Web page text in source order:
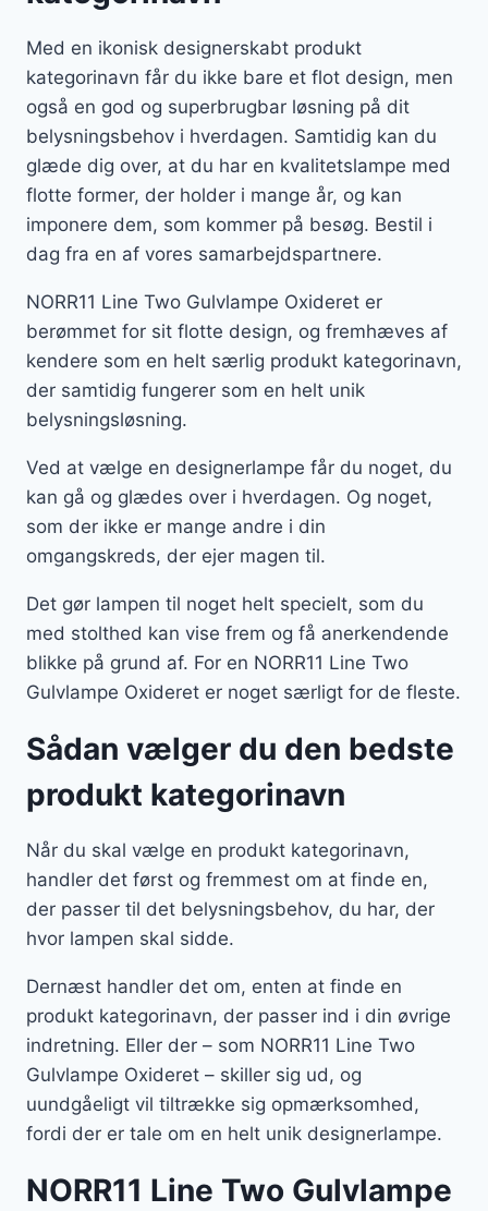
Med en ikonisk designerskabt produkt
kategorinavn får du ikke bare et flot design, men
også en god og superbrugbar løsning på dit
belysningsbehov i hverdagen. Samtidig kan du
glæde dig over, at du har en kvalitetslampe med
flotte former, der holder i mange år, og kan
imponere dem, som kommer på besøg. Bestil i
dag fra en af vores samarbejdspartnere.
NORR11 Line Two Gulvlampe Oxideret er
berømmet for sit flotte design, og fremhæves af
kendere som en helt særlig produkt kategorinavn,
der samtidig fungerer som en helt unik
belysningsløsning.
Ved at vælge en designerlampe får du noget, du
kan gå og glædes over i hverdagen. Og noget,
som der ikke er mange andre i din
omgangskreds, der ejer magen til.
Det gør lampen til noget helt specielt, som du
med stolthed kan vise frem og få anerkendende
blikke på grund af. For en NORR11 Line Two
Gulvlampe Oxideret er noget særligt for de fleste.
Sådan vælger du den bedste
produkt kategorinavn
Når du skal vælge en produkt kategorinavn,
handler det først og fremmest om at finde en,
der passer til det belysningsbehov, du har, der
hvor lampen skal sidde.
Dernæst handler det om, enten at finde en
produkt kategorinavn, der passer ind i din øvrige
indretning. Eller der – som NORR11 Line Two
Gulvlampe Oxideret – skiller sig ud, og
uundgåeligt vil tiltrække sig opmærksomhed,
fordi der er tale om en helt unik designerlampe.
NORR11 Line Two Gulvlampe